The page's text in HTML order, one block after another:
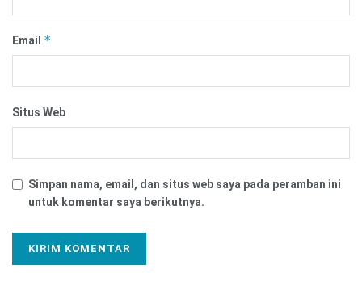
Email *
Situs Web
Simpan nama, email, dan situs web saya pada peramban ini
untuk komentar saya berikutnya.